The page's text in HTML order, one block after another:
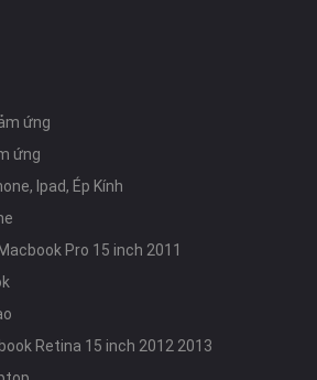
ứng
ứng
Ipad, Ép Kính
Pro 15 inch 2011
Retina 15 inch 2012 2013